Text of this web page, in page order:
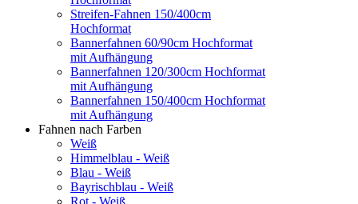
Streifen-Fahnen 150/400cm
Hochformat
Bannerfahnen 60/90cm Hochformat
mit Aufhängung
Bannerfahnen 120/300cm Hochformat
mit Aufhängung
Bannerfahnen 150/400cm Hochformat
mit Aufhängung
Fahnen nach Farben
Weiß
Himmelblau - Weiß
Blau - Weiß
Bayrischblau - Weiß
Rot - Weiß